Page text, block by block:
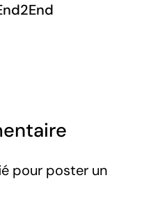
pour poster un